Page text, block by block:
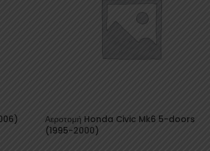
Αεροτομή Honda Civic Mk6 5-doors
(1995-2000)